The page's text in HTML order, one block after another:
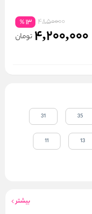
4850000
13
%
4,200,000 تومان
بیشتر
35
31
13
11